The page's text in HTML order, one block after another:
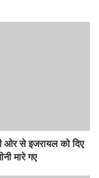
ओर से इजरायल को दिए
मारे गए